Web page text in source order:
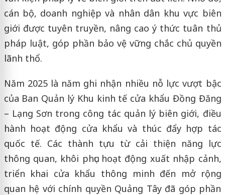
cán bộ, doanh nghiệp và nhân dân khu vực biên
giới được tuyên truyền, nâng cao ý thức tuân thủ
pháp luật, góp phần bảo vệ vững chắc chủ quyền
lãnh thổ.
Năm 2025 là năm ghi nhận nhiều nỗ lực vượt bậc
của Ban Quản lý Khu kinh tế cửa khẩu Đồng Đăng
– Lạng Sơn trong công tác quản lý biên giới, điều
hành hoạt động cửa khẩu và thúc đẩy hợp tác
quốc tế. Các thành tựu từ cải thiện năng lực
thông quan, khôi phục hoạt động xuất nhập cảnh,
triển khai cửa khẩu thông minh đến mở rộng
quan hệ với chính quyền Quảng Tây đã góp phần